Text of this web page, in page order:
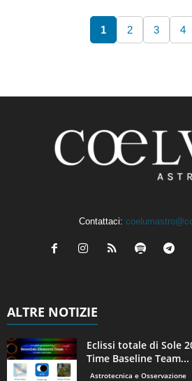
1 2 3 4
Contattaci:
ALTRE NOTIZIE
Eclissi totale di Sole
Time Baseline Team...
Astrotecnica e Osservazione